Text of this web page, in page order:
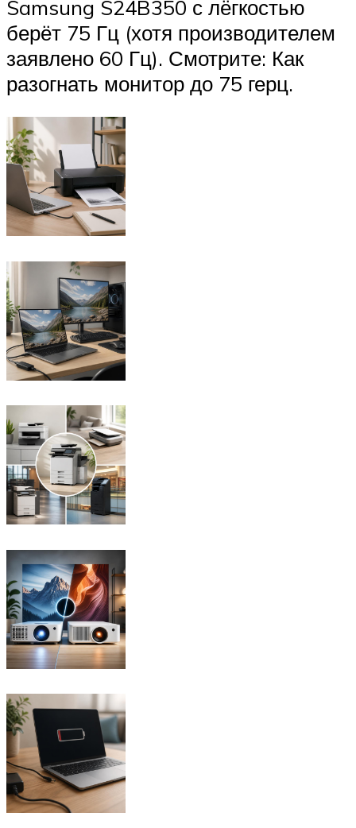
Samsung S24B350 с лёгкостью
берёт 75 Гц (хотя производителем
заявлено 60 Гц). Смотрите: Как
разогнать монитор до 75 герц.